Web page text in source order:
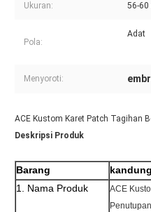
Ukuran: 56-60
Pola:
Adat
Menyoroti:
ACE Kustom Karet Patch Tagihan
Deskripsi Produk
Barang
1. Nama Produk
ACE